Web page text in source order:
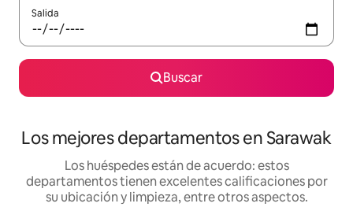
Salida
Buscar
Los mejores departamentos en Sarawak
Los huéspedes están de acuerdo: estos
departamentos tienen excelentes calificaciones por
su ubicación y limpieza, entre otros aspectos.